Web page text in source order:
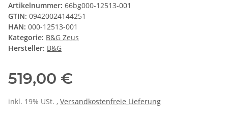
Artikelnummer: 66bg000-12513-001
GTIN: 09420024144251
HAN: 000-12513-001
Kategorie: B&G Zeus
Hersteller: B&G
519,00 €
inkl. 19% USt. , Versandkostenfreie Lieferung